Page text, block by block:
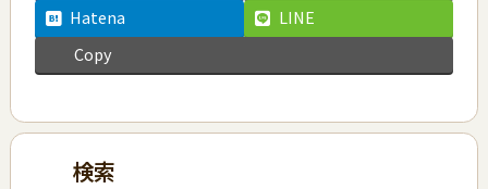
Hatena
LINE
Copy
検索